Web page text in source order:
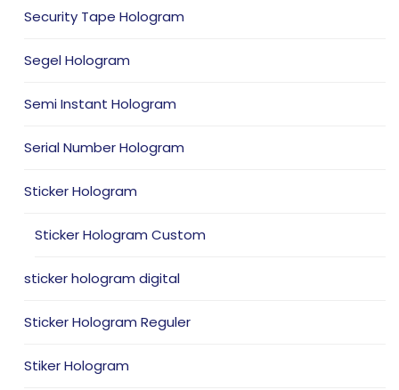
Security Tape Hologram
Segel Hologram
Semi Instant Hologram
Serial Number Hologram
Sticker Hologram
Sticker Hologram Custom
sticker hologram digital
Sticker Hologram Reguler
Stiker Hologram